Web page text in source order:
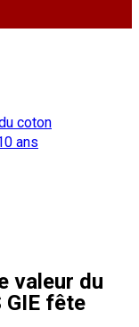
coton
ans
valeur du
GIE fête